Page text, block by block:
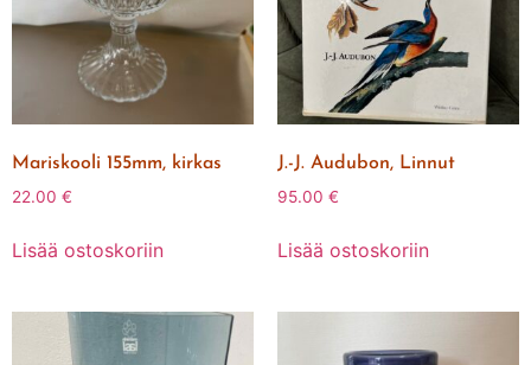
Mariskooli 155mm, kirkas
22.00 €
Lisää ostoskoriin
J.-J. Audubon, Linnut
95.00 €
Lisää ostoskoriin